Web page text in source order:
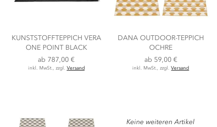
KUNSTSTOFFTEPPICH VERA
ONE POINT BLACK
ab 787,00 €
inkl. MwSt., zzgl. Versand
DANA OUTDOOR-TEPPICH
OCHRE
ab 59,00 €
inkl. MwSt., zzgl.Versand
Keine weiteren Artikel